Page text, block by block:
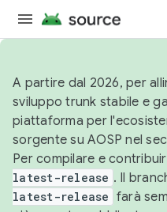
A partire dal 2026, per
sviluppo trunk stabile e
piattaforma per
sorgente su AOSP nel
Per compilare e
latest-release . Il
latest-release farà